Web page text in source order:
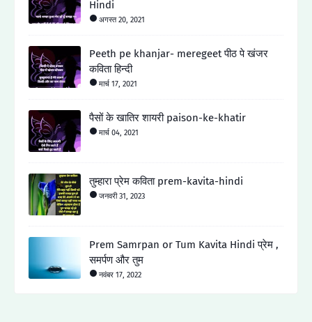
Hindi
अगस्त 20, 2021
Peeth pe khanjar- meregeet पीठ पे खंजर
कविता हिन्दी
मार्च 17, 2021
पैसों के खातिर शायरी paison-ke-khatir
मार्च 04, 2021
तुम्हारा प्रेम कविता prem-kavita-hindi
जनवरी 31, 2023
Prem Samrpan or Tum Kavita Hindi प्रेम ,
समर्पण और तुम
नवंबर 17, 2022